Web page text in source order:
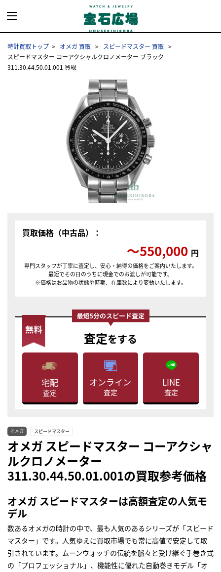
時計買取トップ オメガ 買取
スピードマスター 買取
スピードマスター コーアクシャルクロノメーター ブラック
311.30.44.50.01.001 買取
買取価格（中古品）：
〜550,000 円
専門スタッフが丁寧に査定し、安心・納得の価格をご案内いたします。
最短でその日のうちに現金でのお渡しが可能です。
※価格はお品物の状態や時期、在庫数により変動いたします。
査定をする
宅配
査定
オンライン
査定
LINE
査定
オメガ スピードマスター
オメガ スピードマスター コーアクシャ
ルクロノメーター
311.30.44.50.01.001の買取参考価格
オメガ スピードマスターは高額査定の人気モ
デル
数あるオメガの時計の中で、最も人気のあるシリーズが「スピード
マスター」です。人気ゆえに買取市場でも常に高値で安定して取
引されています。ムーンウォッチの伝統を脈々と受け継ぐ手巻き式
の「プロフェッショナル」、機能性に優れた自動巻きモデル「オ